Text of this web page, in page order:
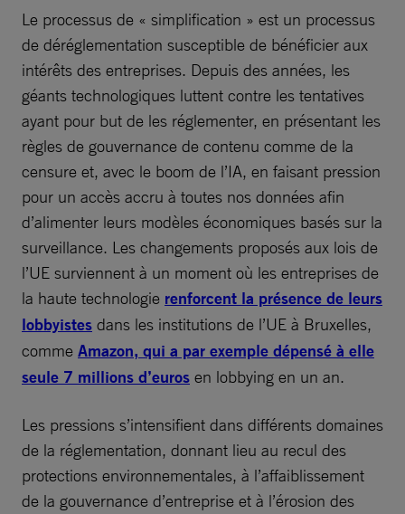
Le processus de « simplification » est un processus
de déréglementation susceptible de bénéficier aux
intérêts des entreprises. Depuis des années, les
géants technologiques luttent contre les tentatives
ayant pour but de les réglementer, en présentant les
règles de gouvernance de contenu comme de la
censure et, avec le boom de l’IA, en faisant pression
pour un accès accru à toutes nos données afin
d’alimenter leurs modèles économiques basés sur la
surveillance. Les changements proposés aux lois de
l’UE surviennent à un moment où les entreprises de
la haute technologie renforcent la présence de leurs
lobbyistes dans les institutions de l’UE à Bruxelles,
comme Amazon, qui a par exemple dépensé à elle
seule 7 millions d’euros en lobbying en un an.
Les pressions s’intensifient dans différents domaines
de la réglementation, donnant lieu au recul des
protections environnementales, à l’affaiblissement
de la gouvernance d’entreprise et à l’érosion des